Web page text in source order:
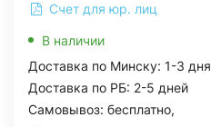
Счет для юр. лиц
В наличии
Доставка по Минску: 1-3 дня
Доставка по РБ: 2-5 дней
Самовывоз: бесплатно,